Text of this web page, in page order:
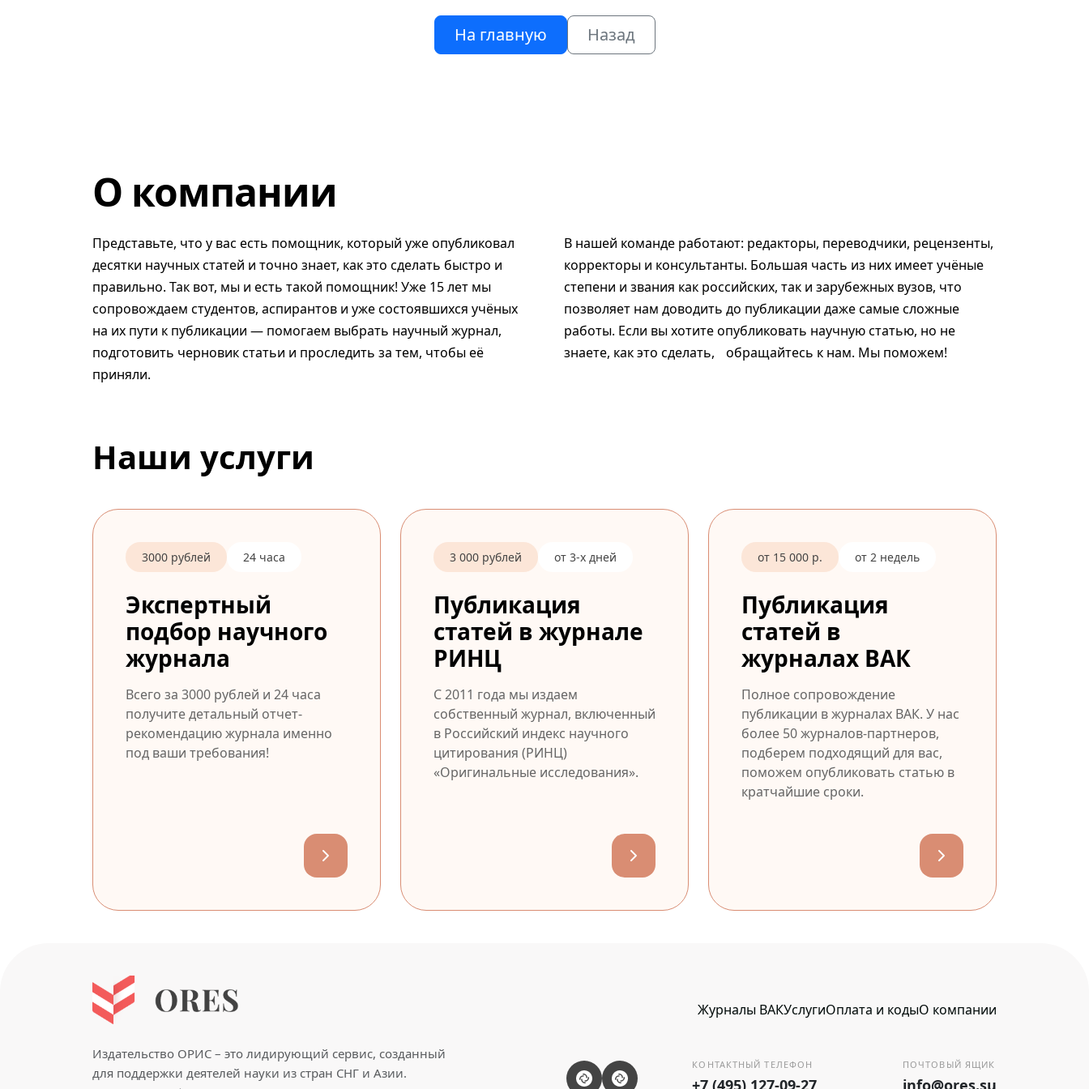
На главную Назад
О компании
Представьте, что у вас есть помощник, который уже опубликовал
десятки научных статей и точно знает, как это сделать быстро и
правильно. Так вот, мы и есть такой помощник! Уже 15 лет мы
сопровождаем студентов, аспирантов и уже состоявшихся учёных
на их пути к публикации — помогаем выбрать научный журнал,
подготовить черновик статьи и проследить за тем, чтобы её
приняли.
В нашей команде работают: редакторы, переводчики, рецензенты,
корректоры и консультанты. Большая часть из них имеет учёные
степени и звания как российских, так и зарубежных вузов, что
позволяет нам доводить до публикации даже самые сложные
работы. Если вы хотите опубликовать научную статью, но не
знаете, как это сделать, обращайтесь к нам. Мы поможем!
Наши услуги
3000 рублей 24 часа
Экспертный
подбор научного
журнала
Всего за 3000 рублей и 24 часа
получите детальный отчет-
рекомендацию журнала именно
под ваши требования!
3 000 рублей от 3-х дней
Публикация
статей в журнале
РИНЦ
С 2011 года мы издаем
собственный журнал, включенный
в Российский индекс научного
цитирования (РИНЦ)
«Оригинальные исследования».
от 15 000 р. от 2 недель
Публикация
статей в
журналах ВАК
Полное сопровождение
публикации в журналах ВАК. У нас
более 50 журналов-партнеров,
подберем подходящий для вас,
поможем опубликовать статью в
кратчайшие сроки.
Издательство ОРИС – это лидирующий сервис, созданный
для поддержки деятелей науки из стран СНГ и Азии.
Журналы ВАКУслугиОплата и кодыО компании
КОНТАКТНЫЙ ТЕЛЕФОН
+7 (495) 127-09-27
ПОЧТОВЫЙ ЯЩИК
info@ores.su